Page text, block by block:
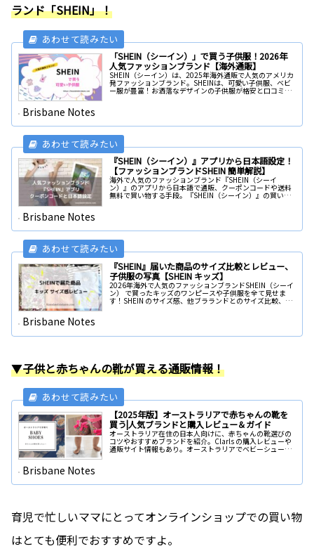
ランド「SHEIN」！
「SHEIN（シーイン）」で買う子供服！2026年
人気ファッションブランド【海外通販】
SHEIN（シーイン）は、2025年海外通販で人気のアメリカ
発ファッションブランド。SHEINは、可愛い子供服、ベビ
ー服が豊富！お洒落なデザインの子供服が格安と口コミで
Brisbane Notes
『SHEIN（シーイン）』アプリから日本語設定！
【ファッションブランドSHEIN 簡単解説】
海外で人気のファッションブランド『SHEIN（シーイ
ン）』のアプリから日本語で通販、クーポンコードや送料
無料で買い物する手段。『SHEIN（シーイン）』の買い物
Brisbane Notes
『SHEIN』届いた商品のサイズ比較とレビュー、
子供服の写真【SHEIN キッズ】
2026年海外で人気のファッションブランドSHEIN（シーイ
ン） で買ったキッズのワンピースや子供服を全て見せま
す！SHEIN のサイズ感、他ブラランドとのサイズ比較、お
すすめ、口コミで人気のほぼ完売の商品も多数。SHEIN キ
Brisbane Notes
▼子供と赤ちゃんの靴が買える通販情報！
【2025年版】オーストラリアで赤ちゃんの靴を
買う|人気ブランドと購入レビュー＆ガイド
オーストラリア在住の日本人向けに、赤ちゃんの靴選びの
コツやおすすめブランドを紹介。Clarls の購入レビューや
通販サイト情報もあり。オーストラリアでベビーシューズ
Brisbane Notes
育児で忙しいママにとってオンラインショップでの買い物
はとても便利でおすすめですよ。